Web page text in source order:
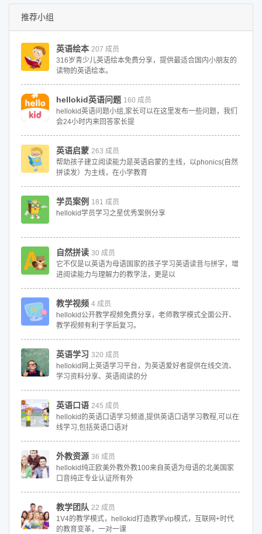
推荐小组
英语绘本 207 成员
316岁青少儿英语绘本免费分享，提供最适合国内小朋友的
读物的英语绘本。
hellokid英语问题 160 成员
hellokid英语问题小组,家长可以在这里发布一些问题，我们
会24小时内来回答家长提
英语启蒙 263 成员
帮助孩子建立阅读能力是英语启蒙的主线，以phonics(自然
拼读发）为主线，在小学教育
学员案例 181 成员
hellokid学员学习之星优秀案例分享
自然拼读 30 成员
它不仅是以英语为母语国家的孩子学习英语读音与拼字，增
进阅读能力与理解力的教学法，更是以
教学视频 4 成员
hellokid公开教学视频免费分享，老师教学模式全面公开、
教学视频有利于学后复习。
英语学习 320 成员
hellokid网上英语学习平台，为英语爱好者提供在线交流、
学习资料分享、英语阅读的分
英语口语 245 成员
hellokid的英语口语学习频道,提供英语口语学习教程,可以在
线学习,包括英语口语对
外教资源 36 成员
hellokid纯正欧美外教外教100来自英语为母语的北美国家
口音纯正专业认证所有外
教学团队 22 成员
1V4的教学模式，hellokid打造教学vip模式，互联网+时代
的教育变革，一对一课